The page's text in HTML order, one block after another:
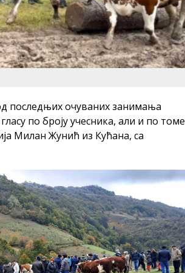
последњих очуваних занимања
по броју учесника, али и по томе
Милан Жунић из Кућана, са